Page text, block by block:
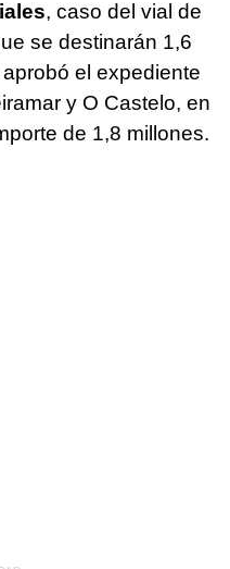
, caso del vial de
se destinarán 1,6
el expediente
y O Castelo, en
de 1,8 millones.